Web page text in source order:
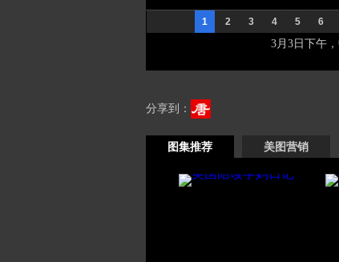
1 2 3 4 5 6
3月3日下午，
分享到：
图集推荐 美图营销